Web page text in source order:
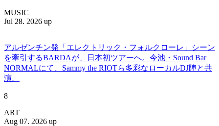
MUSIC
Jul 28. 2026 up
アルゼンチン発「エレクトリック・フォルクローレ」シーン
を牽引するBARDAが、日本初ツアーへ。今池・Sound Bar
NORMALにて、Sammy the RIOTら多彩なローカルDJ陣と共
演。
8
ART
Aug 07. 2026 up